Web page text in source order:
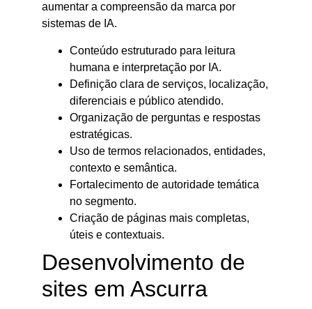
aumentar a compreensão da marca por
sistemas de IA.
Conteúdo estruturado para leitura
humana e interpretação por IA.
Definição clara de serviços, localização,
diferenciais e público atendido.
Organização de perguntas e respostas
estratégicas.
Uso de termos relacionados, entidades,
contexto e semântica.
Fortalecimento de autoridade temática
no segmento.
Criação de páginas mais completas,
úteis e contextuais.
Desenvolvimento de
sites em Ascurra